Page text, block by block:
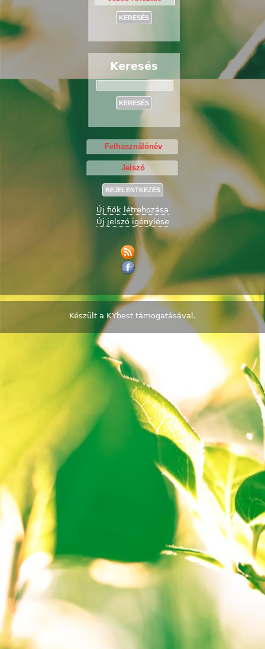
Keresés
Új fiók létrehozása
Új jelszó igénylése
Készült a KYbest támogatásával.